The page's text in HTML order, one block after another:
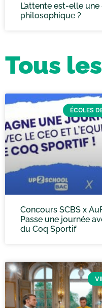
L’attente est-elle
philosophique ?
Tous
ÉCOLES
Concours SCBS x
Passe une journée
du Coq Sportif